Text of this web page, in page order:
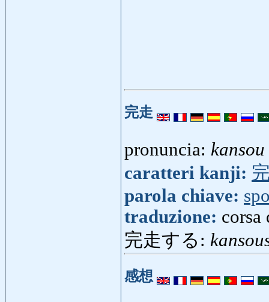
完走
pronuncia: kansou
caratteri kanji:
parola chiave:
traduzione: corsa
完走する:
感想